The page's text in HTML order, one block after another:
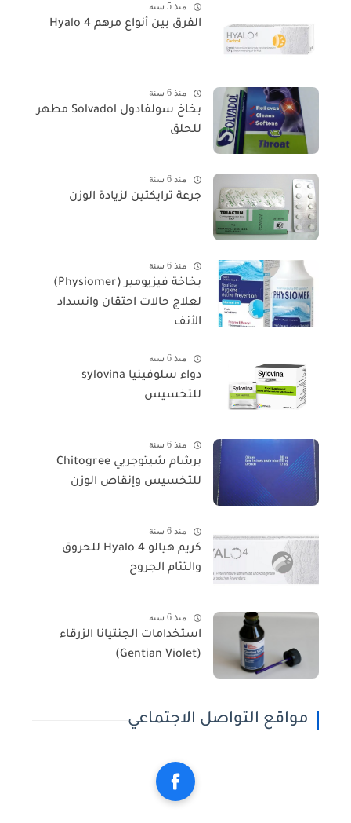
منذ 5 سنة
الفرق بين أنواع مرهم Hyalo 4
منذ 6 سنة
بخاخ سولفادول Solvadol مطهر
للحلق
منذ 6 سنة
جرعة ترايكتين لزيادة الوزن
منذ 6 سنة
بخاخة فيزيومير (Physiomer)
لعلاج حالات احتقان وانسداد
الأنف
منذ 6 سنة
دواء سلوفينيا sylovina
للتخسيس
منذ 6 سنة
برشام شيتوجريي Chitogree
للتخسيس وإنقاص الوزن
منذ 6 سنة
كريم هيالو 4 Hyalo للحروق
والتئام الجروح
منذ 6 سنة
استخدامات الجنتيانا الزرقاء
(Gentian Violet)
مواقع التواصل الاجتماعي